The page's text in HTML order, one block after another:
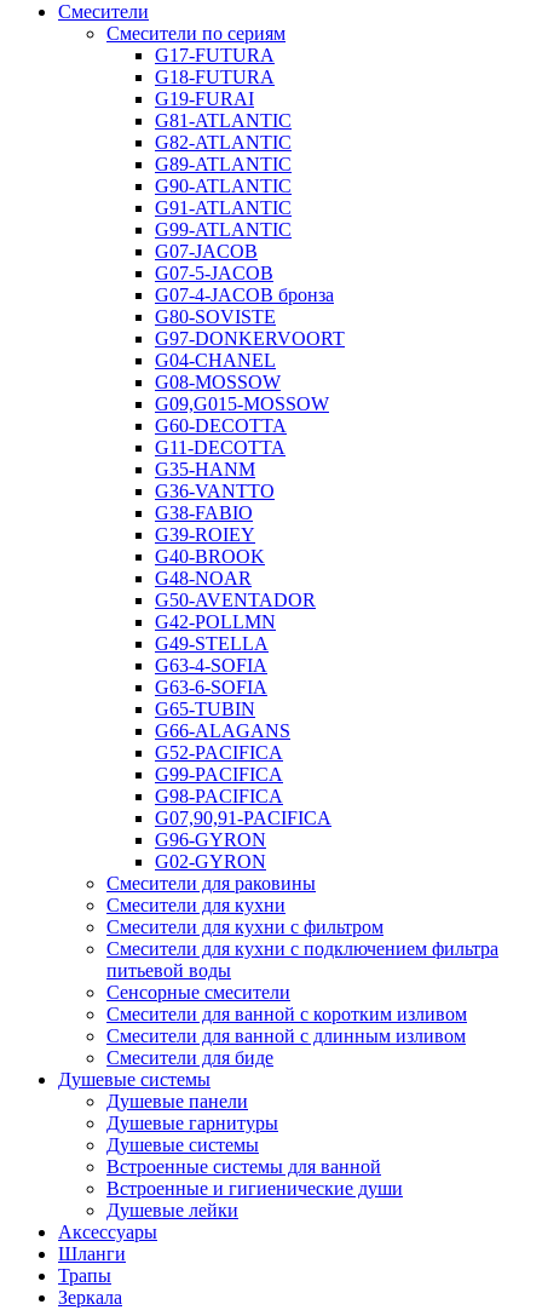
Смесители
Смесители по сериям
G17-FUTURA
G18-FUTURA
G19-FURAI
G81-ATLANTIC
G82-ATLANTIC
G89-ATLANTIC
G90-ATLANTIC
G91-ATLANTIC
G99-ATLANTIC
G07-JACOB
G07-5-JACOB
G07-4-JACOB бронза
G80-SOVISTE
G97-DONKERVOORT
G04-CHANEL
G08-MOSSOW
G09,G015-MOSSOW
G60-DECOTTA
G11-DECOTTA
G35-HANM
G36-VANTTO
G38-FABIO
G39-ROIEY
G40-BROOK
G48-NOAR
G50-AVENTADOR
G42-POLLMN
G49-STELLA
G63-4-SOFIA
G63-6-SOFIA
G65-TUBIN
G66-ALAGANS
G52-PACIFICA
G99-PACIFICA
G98-PACIFICA
G07,90,91-PACIFICA
G96-GYRON
G02-GYRON
Смесители для раковины
Смесители для кухни
Смесители для кухни с фильтром
Смесители для кухни с подключением фильтра
питьевой воды
Сенсорные смесители
Смесители для ванной с коротким изливом
Смесители для ванной с длинным изливом
Смесители для биде
Душевые системы
Душевые панели
Душевые гарнитуры
Душевые системы
Встроенные системы для ванной
Встроенные и гигиенические души
Душевые лейки
Аксессуары
Шланги
Трапы
Зеркала